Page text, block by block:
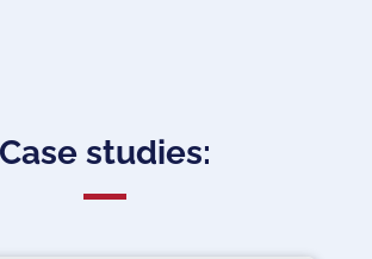
Case studies: